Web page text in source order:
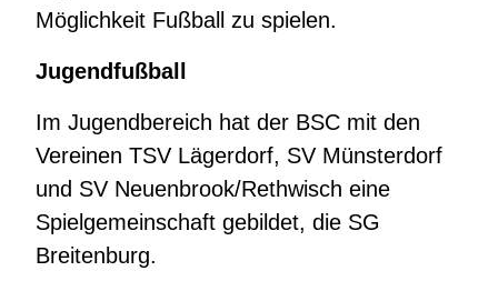
Möglichkeit Fußball zu spielen.
Jugendfußball
Im Jugendbereich hat der BSC mit den
Vereinen TSV Lägerdorf, SV Münsterdorf
und SV Neuenbrook/Rethwisch eine
Spielgemeinschaft gebildet, die SG
Breitenburg.